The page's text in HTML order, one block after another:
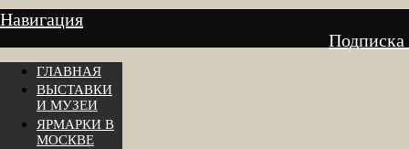
Навигация
Подписка
ГЛАВНАЯ
ВЫСТАВКИ
И МУЗЕИ
ЯРМАРКИ В
МОСКВЕ